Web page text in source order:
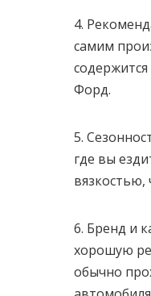
4.
самим
Форд.
5.
где вы
вязкостью,
6. Бренд и
хорошую
обычно